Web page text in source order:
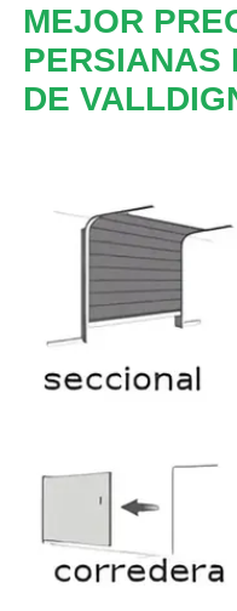
MEJOR
PERSIANAS
DE